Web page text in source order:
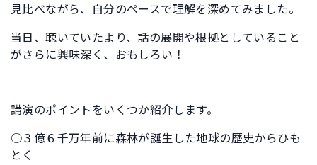
見比べながら、自分のペースで理解を深めてみました。
当日、聴いていたより、話の展開や根拠としていること
がさらに興味深く、おもしろい！
講演のポイントをいくつか紹介します。
○３億６千万年前に森林が誕生した地球の歴史からひも
とく